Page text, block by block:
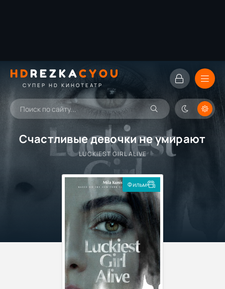
HDREZKACYOU
СУПЕР HD КИНОТЕАТР
Счастливые девочки не умирают
LUCKIEST GIRL ALIVE
Фильм